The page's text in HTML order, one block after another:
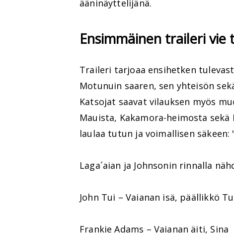
ääninäyttelijänä.
Ensimmäinen traileri
Traileri tarjoaa ensihetken
Motunuin saaren, sen yhteisön
Katsojat saavat vilauksen myös
Mauista, Kakamora-heimosta
laulaa tutun ja voimallisen säkeen:
Laga´aian ja Johnsonin rinnalla
John Tui – Vaianan isä, päällikkö
Frankie Adams – Vaianan äiti, Sina